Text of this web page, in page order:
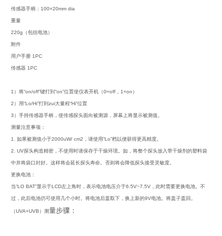
传感器手柄：100×20mm dia
重量
220g（包括电池）
附件
用户手册 1PC
传感器 1PC
1）将“on/off”键打到“on”位置使仪表开机（0=off，1=on）
2）用“Lo/Hi”打到zui大量程“Hi”位置
3）手持传感器手柄，使传感探头面向被测源，屏幕上将显示被测值。
测量注意事项：
1. 如果被测值小于2000uW/ cm2，请使用“Lo”档以便获得更高精度。
2. UV探头构造精密，不使用时请保存于干燥环境。如，将整个探头放入带干燥剂的塑料袋
中并将袋口封好。这样将会延长探头寿命。否则将会降低探头接受灵敏度。
更换电池：
当“LO BAT”显示于LCD左上角时，表示电池电压介于6.5V~7.5V，此时需要更换电池。不
过，此后电池仍可使用几个小时。将电池后盖取下，换上新的9V电池。将盖子盖回。
（UVA+UVB）测量步骤：